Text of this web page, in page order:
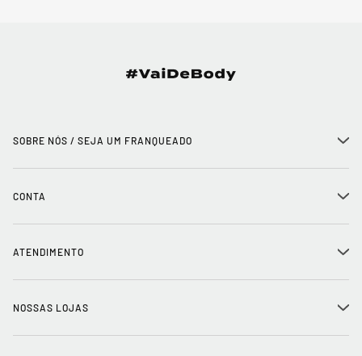
SOBRE NÓS / SEJA UM FRANQUEADO +
Trabalhe conosco
CONTA +
Meus pedidos
ATENDIMENTO +
NOSSAS LOJAS +